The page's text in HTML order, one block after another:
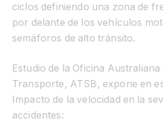
ciclos definiendo una zona de
por delante de los vehículos
semáforos de alto tránsito.
Estudio de la Oficina
Transporte, ATSB, expone en
Impacto de la velocidad en la
accidentes: